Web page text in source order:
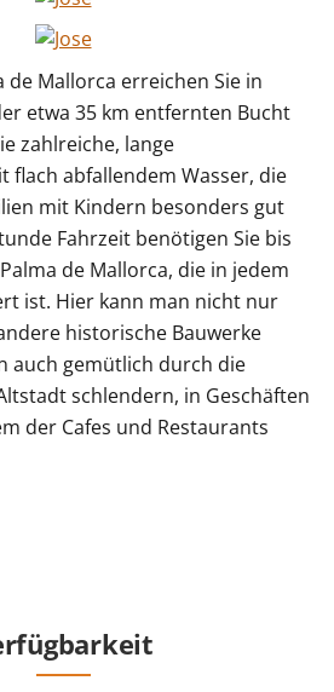
de Mallorca erreichen Sie in
etwa 35 km entfernten Bucht
zahlreiche, lange
flach abfallendem Wasser, die
mit Kindern besonders gut
Fahrzeit benötigen Sie bis
de Mallorca, die in jedem
ist. Hier kann man nicht nur
historische Bauwerke
auch gemütlich durch die
schlendern, in Geschäften
der Cafes und Restaurants